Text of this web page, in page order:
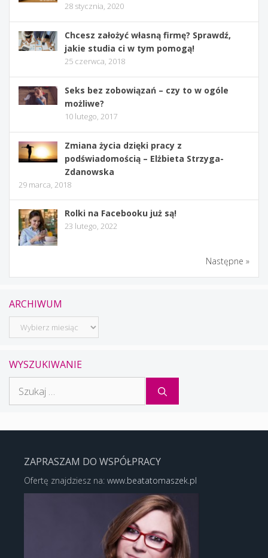
28 stycznia, 2020
Chcesz założyć własną firmę? Sprawdź,
jakie studia ci w tym pomogą!
25 czerwca, 2018
Seks bez zobowiązań – czy to w ogóle
możliwe?
10 lutego, 2017
Zmiana życia dzięki pracy z
podświadomością – Elżbieta Strzyga-
Zdanowska
29 marca, 2018
Rolki na Facebooku już są!
23 lutego, 2022
Następne »
ARCHIWUM
Archiwum
WYSZUKIWANIE
ZAPRASZAM DO WSPÓŁPRACY
Ofertę znajdziesz na: www.beatatomaszek.pl